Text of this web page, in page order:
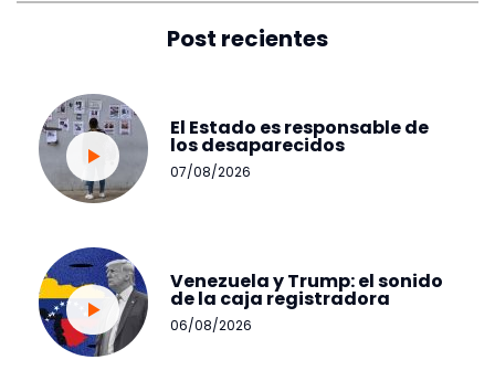
Post recientes
El Estado es responsable de
los desaparecidos
07/08/2026
Venezuela y Trump: el sonido
de la caja registradora
06/08/2026